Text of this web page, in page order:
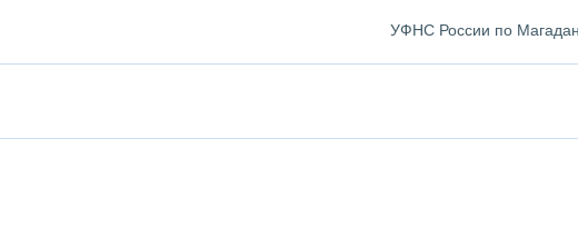
УФНС России по